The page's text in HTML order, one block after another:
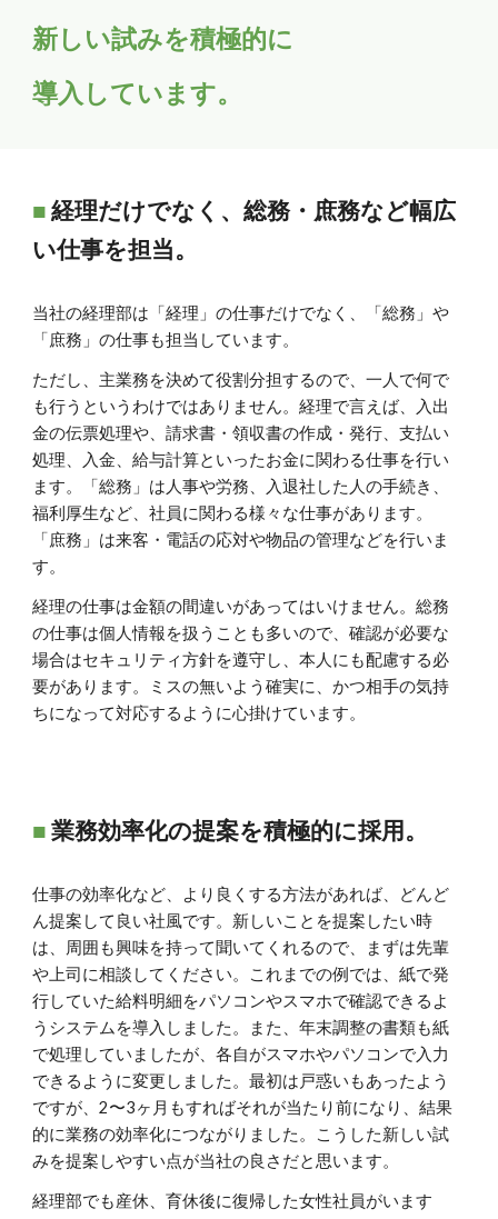
新しい試みを積極的に
導入しています。
■経理だけでなく、総務・庶務など幅広
い仕事を担当。
当社の経理部は「経理」の仕事だけでなく、「総務」や
「庶務」の仕事も担当しています。
ただし、主業務を決めて役割分担するので、一人で何で
も行うというわけではありません。経理で言えば、入出
金の伝票処理や、請求書・領収書の作成・発行、支払い
処理、入金、給与計算といったお金に関わる仕事を行い
ます。「総務」は人事や労務、入退社した人の手続き、
福利厚生など、社員に関わる様々な仕事があります。
「庶務」は来客・電話の応対や物品の管理などを行いま
す。
経理の仕事は金額の間違いがあってはいけません。総務
の仕事は個人情報を扱うことも多いので、確認が必要な
場合はセキュリティ方針を遵守し、本人にも配慮する必
要があります。ミスの無いよう確実に、かつ相手の気持
ちになって対応するように心掛けています。
■業務効率化の提案を積極的に採用。
仕事の効率化など、より良くする方法があれば、どんど
ん提案して良い社風です。新しいことを提案したい時
は、周囲も興味を持って聞いてくれるので、まずは先輩
や上司に相談してください。これまでの例では、紙で発
行していた給料明細をパソコンやスマホで確認できるよ
うシステムを導入しました。また、年末調整の書類も紙
で処理していましたが、各自がスマホやパソコンで入力
できるように変更しました。最初は戸惑いもあったよう
ですが、2〜3ヶ月もすればそれが当たり前になり、結果
的に業務の効率化につながりました。こうした新しい試
みを提案しやすい点が当社の良さだと思います。
経理部でも産休、育休後に復帰した女性社員がいます